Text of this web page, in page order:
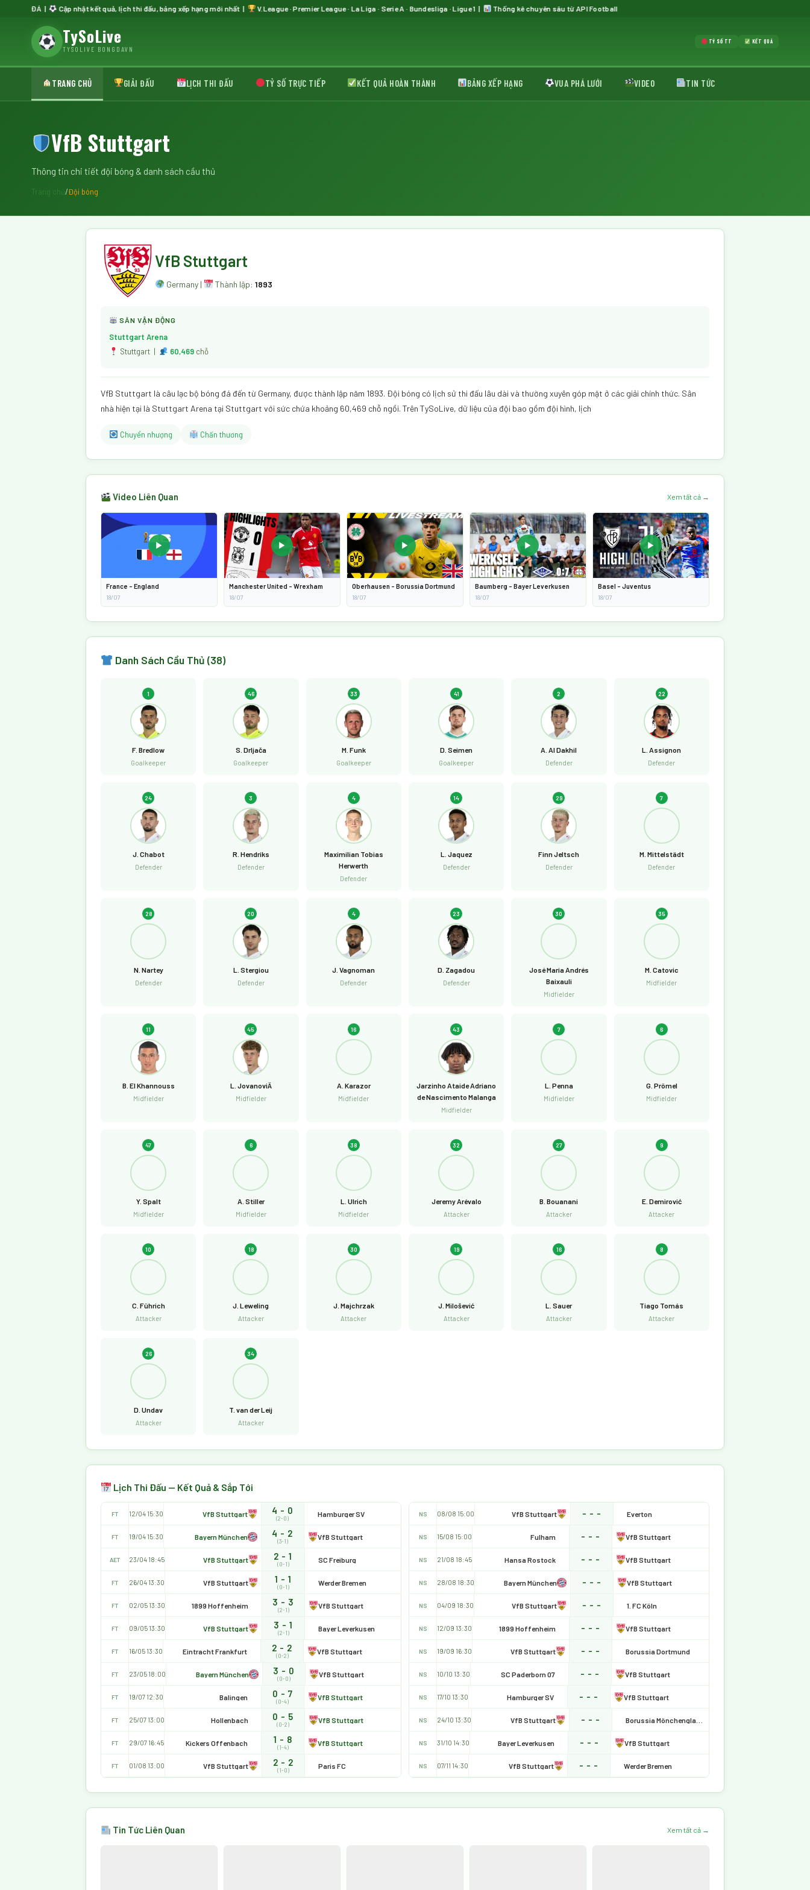
Cập nhật kết quả, lịch thi đấu, bảng xếp hạng mới nhất | V.League · Premier League · La Liga · Serie A · Bundesliga · Ligue 1 | Thống kê chuyên sâu từ API Football
TySoLive
TYSOLIVE BONGDAVN
TỶ SỐ TT KẾT QUẢ
TRANG CHỦ GIẢI ĐẤU LỊCH THI ĐẤU TỶ SỐ TRỰC TIẾP KẾT QUẢ HOÀN THÀNH BẢNG XẾP HẠNG VUA PHÁ LƯỚI VIDEO TIN TỨC
VfB Stuttgart
Thông tin chi tiết đội bóng & danh sách cầu thủ
Trang chủ /Đội bóng
VfB Stuttgart
Germany | Thành lập: 1893
SÂN VẬN ĐỘNG
Stuttgart Arena
Stuttgart |
60,469chỗ
VfB Stuttgart là câu lạc bộ bóng đá đến từ Germany, được thành lập năm 1893. Đội bóng có lịch sử thi đấu lâu dài và thường xuyên góp mặt ở các giải chính thức. Sân
nhà hiện tại là Stuttgart Arena tại Stuttgart với sức chứa khoảng 60,469 chỗ ngồi. Trên TySoLive, dữ liệu của đội bao gồm đội hình, lịch
Chuyển nhượng Chấn thương
Video Liên Quan Xem tất cả →
▶
France - England
18/07
▶
Manchester United - Wrexham
18/07
▶
Oberhausen - Borussia Dortmund
18/07
▶
Baumberg - Bayer Leverkusen
18/07
▶
Basel - Juventus
18/07
Danh Sách Cầu Thủ (38)
1
F. Bredlow
Goalkeeper
46
S. Drljača
Goalkeeper
33
M. Funk
Goalkeeper
41
D. Seimen
Goalkeeper
2
A. Al Dakhil
Defender
22
L. Assignon
Defender
24
J. Chabot
Defender
3
R. Hendriks
Defender
4
Maximilian Tobias
Herwerth
Defender
14
L. Jaquez
Defender
29
Finn Jeltsch
Defender
7
M. Mittelstädt
Defender
28
N. Nartey
Defender
20
L. Stergiou
Defender
4
J. Vagnoman
Defender
23
D. Zagadou
Defender
30
José María Andrés
Baixauli
Midfielder
35
M. Catovic
Midfielder
11
B. El Khannouss
Midfielder
45
L. JovanoviÄ
Midfielder
16
A. Karazor
Midfielder
43
Jarzinho Ataide Adriano
de Nascimento Malanga
Midfielder
7
L. Penna
Midfielder
6
G. Prömel
Midfielder
47
Y. Spalt
Midfielder
6
A. Stiller
Midfielder
38
L. Ulrich
Midfielder
32
Jeremy Arévalo
Attacker
27
B. Bouanani
Attacker
9
E. Demirović
Attacker
10
C. Führich
Attacker
18
J. Leweling
Attacker
30
J. Majchrzak
Attacker
19
J. Milošević
Attacker
16
L. Sauer
Attacker
8
Tiago Tomás
Attacker
26
D. Undav
Attacker
34
T. van der Leij
Attacker
Lịch Thi Đấu — Kết Quả & Sắp Tới
FT 12/04 15:30 VfB Stuttgart 4 - 0
(2-0)
Hamburger SV
FT 19/04 15:30 Bayern München 4 - 2
(3-1)
VfB Stuttgart
AET 23/04 18:45 VfB Stuttgart 2 - 1
(0-1)
SC Freiburg
FT 26/04 13:30 VfB Stuttgart 1 - 1
(0-1)
Werder Bremen
FT 02/05 13:30 1899 Hoffenheim 3 - 3
(2-1)
VfB Stuttgart
FT 09/05 13:30 VfB Stuttgart 3 - 1
(2-1)
Bayer Leverkusen
FT 16/05 13:30 Eintracht Frankfurt 2 - 2
(0-2)
VfB Stuttgart
FT 23/05 18:00 Bayern München 3 - 0
(0-0)
VfB Stuttgart
FT 19/07 12:30 Balingen 0 - 7
(0-4)
VfB Stuttgart
FT 25/07 13:00 Hollenbach 0 - 5
(0-2)
VfB Stuttgart
FT 29/07 16:45 Kickers Offenbach 1 - 8
(1-4)
VfB Stuttgart
FT 01/08 13:00 VfB Stuttgart 2 - 2
(1-0)
Paris FC
NS 08/08 15:00 VfB Stuttgart - - - Everton
NS 15/08 15:00 Fulham - - - VfB Stuttgart
NS 21/08 18:45 Hansa Rostock - - - VfB Stuttgart
NS 28/08 18:30 Bayern München - - - VfB Stuttgart
NS 04/09 18:30 VfB Stuttgart - - - 1. FC Köln
NS 12/09 13:30 1899 Hoffenheim - - - VfB Stuttgart
NS 19/09 16:30 VfB Stuttgart - - - Borussia Dortmund
NS 10/10 13:30 SC Paderborn 07 - - - VfB Stuttgart
NS 17/10 13:30 Hamburger SV - - - VfB Stuttgart
NS 24/10 13:30 VfB Stuttgart - - -
NS 31/10 14:30 Bayer Leverkusen - - - VfB Stuttgart
NS 07/11 14:30 VfB Stuttgart - - - Werder Bremen
Tin Tức Liên Quan Xem tất cả →